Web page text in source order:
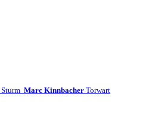
Sturm Marc Kinnbacher Torwart